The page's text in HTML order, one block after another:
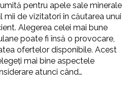
pentru apele sale minerale
mii de vizitatori în căutarea unui
Alegerea celei mai bune
poate fi însă o provocare,
ofertelor disponibile. Acest
mai bine aspectele
atunci când…